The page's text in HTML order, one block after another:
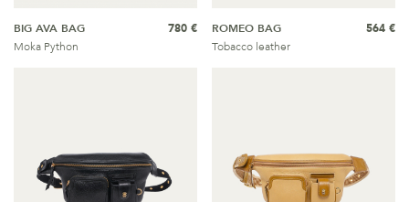
BIG AVA BAG
Moka Python
780 €
ROMEO BAG
Tobacco leather
564 €